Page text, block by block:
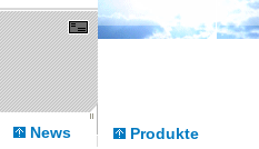
News Produkte